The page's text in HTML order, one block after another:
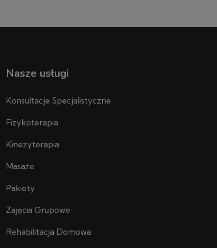
Nasze usługi
Konsultacje Specjalistyczne
Fizykoterapia
Kinezyterapia
Masaże
Pakiety
Zajęcia Grupowe
Rehabilitacja Domowa